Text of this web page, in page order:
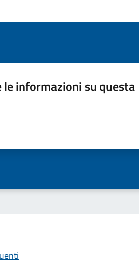
le informazioni su questa